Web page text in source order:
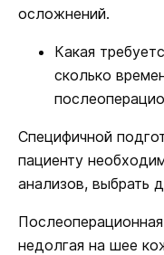
осложнений.
Какая
сколько
Специфичной
пациенту
анализов, выбрать
недолгая на шее